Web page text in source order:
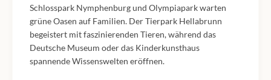
Schlosspark Nymphenburg und Olympiapark warten
grüne Oasen auf Familien. Der Tierpark Hellabrunn
begeistert mit faszinierenden Tieren, während das
Deutsche Museum oder das Kinderkunsthaus
spannende Wissenswelten eröffnen.